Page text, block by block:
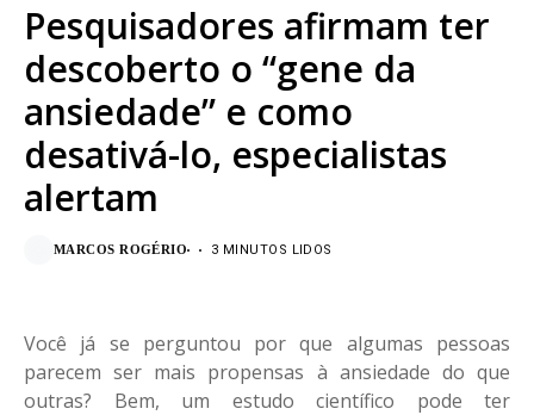
Pesquisadores afirmam ter
descoberto o “gene da
ansiedade” e como
desativá-lo, especialistas
alertam
MARCOS ROGÉRIO 3 MINUTOS LIDOS
Você já se perguntou por que algumas pessoas
parecem ser mais propensas à ansiedade do que
outras? Bem, um estudo científico pode ter